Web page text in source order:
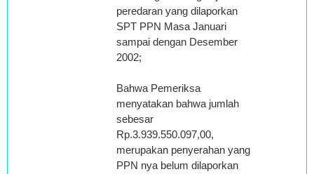
peredaran yang dilaporkan
SPT PPN Masa Januari
sampai dengan Desember
2002;
Bahwa Pemeriksa
menyatakan bahwa jumlah
sebesar
Rp.3.939.550.097,00,
merupakan penyerahan yang
PPN nya belum dilaporkan